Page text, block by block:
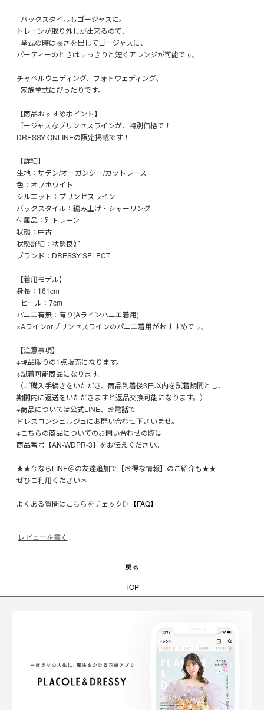
バックスタイルもゴージャスに。
トレーンが取り外しが出来るので、
挙式の時は長さを出してゴージャスに、
パーティーのときはすっきりと短くアレンジが可能です。
チャペルウェディング、フォトウェディング、
家族挙式にぴったりです。
【商品おすすめポイント】
ゴージャスなプリンセスラインが、特別価格で！
DRESSY ONLINEの限定掲載です！
【詳細】
生地：サテン/オーガンジー/カットレース
色：オフホワイト
シルエット：プリンセスライン
バックスタイル：編み上げ・シャーリング
付属品：別トレーン
状態：中古
状態詳細：状態良好
ブランド：DRESSY SELECT
【着用モデル】
身長：161cm
ヒール：7cm
パニエ有無：有り(Aラインパニエ着用)
※Aラインorプリンセスラインのパニエ着用がおすすめです。
【注意事項】
※現品限りの1点販売になります。
※試着可能商品になります。
（ご購入手続きをいただき、商品到着後3日以内を試着期間とし、
期間内に返送をいただきますと返品交換可能になります。）
※商品については公式LINE、お電話で
ドレスコンシェルジュにお問い合わせ下さいませ。
※こちらの商品についてのお問い合わせの際は
商品番号【AN-WDPR-3】をお伝えください。
★★今ならLINE＠の友達追加で【お得な情報】のご紹介も★★
ぜひご利用ください＊
よくある質問はこちらをチェック▷ 【FAQ】
レビューを書く
戻る
TOP